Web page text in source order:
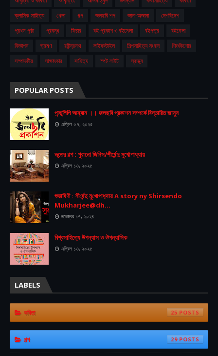
ক্লাসিক সাহিত্য
খেলা গল্প জলছবি শপ জানা-অজানা
দেশবিদেশ
প্রথম ‍পৃষ্ঠা
প্রবন্ধ ফিচার বই প্রকাশ ও বইমেলা বইপত্র
বইমেলা
বিজ্ঞাপন
ভ্রমণ রবীন্দ্রনাথ লাইফস্টাইল শিল্পসাহিত্য সংবাদ
শিশুকিশোর
সম্পাদকীয়
সাক্ষাৎকার সাহিত্য স্পট লাইট স্বাস্থ্য
POPULAR POSTS
পান্ডুলিপি আহ্বান ।। জলছবি প্রকাশন সম্পর্কে বিস্তারিত জানুন
এপ্রিল ০৭, ২০২৫
ভূতের গল্প : পুরানো জিনিস/শীর্ষেন্দু মুখোপাধ্যায়
এপ্রিল ১৩, ২০২৫
শুভা‌ষিণী : শী‌র্ষেন্দু মু‌খোপাধ‌্যায় A story ny Shirsendo
Mukharjee@dh...
নভেম্বর ১৭, ২০২৪
বিশ্বসাহিত্যে উপন্যাস ও ঔপন্যাসিক
এপ্রিল ১৩, ২০২৫
LABELS
কবিতা 25
গল্প 29